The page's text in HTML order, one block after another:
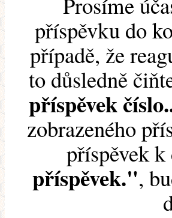
příspěvku do
případě, že
to důsledně
příspěvek
zobrazeného
příspěvek
příspěvek.",